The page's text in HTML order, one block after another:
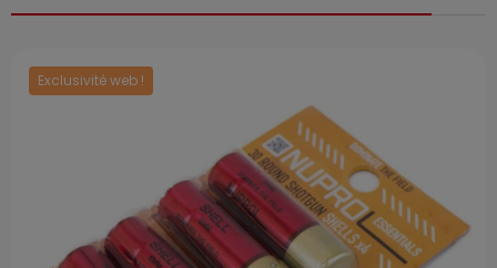
Exclusivité web !